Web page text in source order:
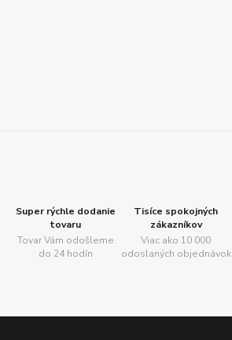
Super rýchle dodanie
tovaru
Tovar Vám odošleme
do 24 hodín
Tisíce spokojných
zákazníkov
Viac ako 10 000
odoslaných objednávok